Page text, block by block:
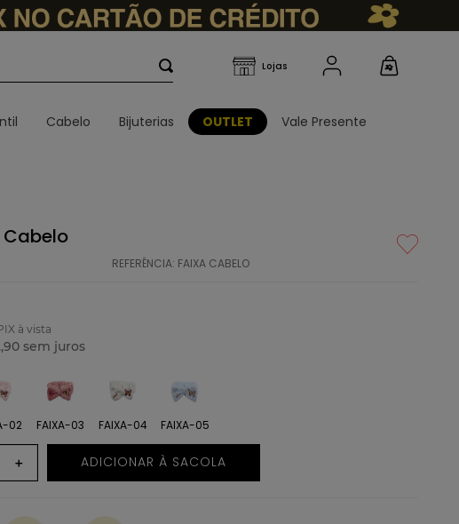
Cabelo Bijuterias OUTLET Vale Presente
REFERÊNCIA: FAIXA CABELO
à vista
,90 sem juros
02 FAIXA-03 FAIXA-04 FAIXA-05
＋ ADICIONAR À SACOLA